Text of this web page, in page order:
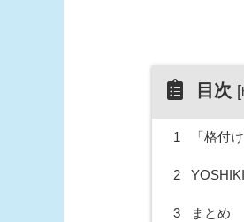
目次 [
1 「格付
2
3 まとめ